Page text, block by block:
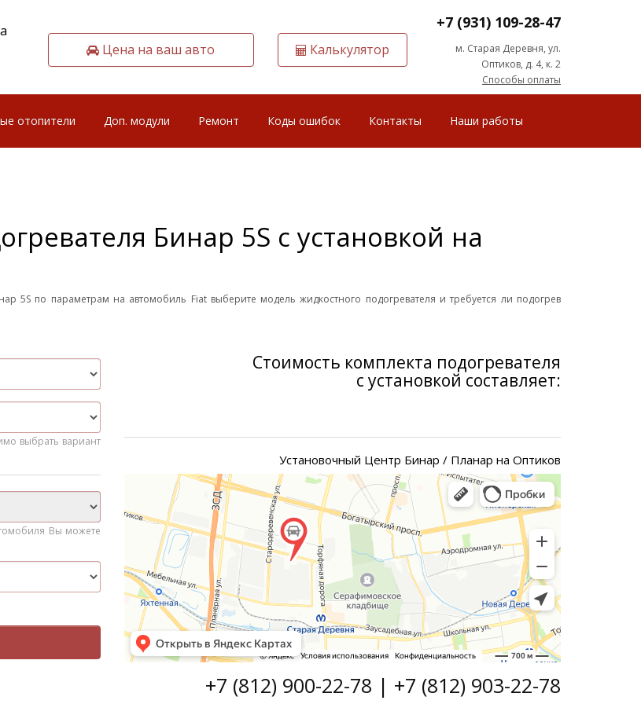
Цена на ваш авто Калькулятор
+7 (931) 109-28-47
м. Старая Деревня, ул.
Оптиков, д. 4, к. 2
Способы оплаты
отопители Доп. модули Ремонт Коды ошибок Контакты Наши работы
Бинар 5S с установкой на
5S по параметрам на автомобиль Fiat выберите модель жидкостного подогревателя и требуется ли подогрев
выбрать вариант
Вы можете
Стоимость комплекта подогревателя
с установкой составляет:
Установочный Центр Бинар / Планар на Оптиков
+7 (812) 900-22-78 | +7 (812) 903-22-78